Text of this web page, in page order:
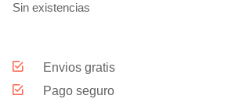
Sin existencias
Envios gratis
Pago seguro